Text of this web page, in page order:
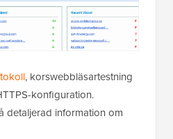
, korswebbläsartestning
konfiguration.
detaljerad information om